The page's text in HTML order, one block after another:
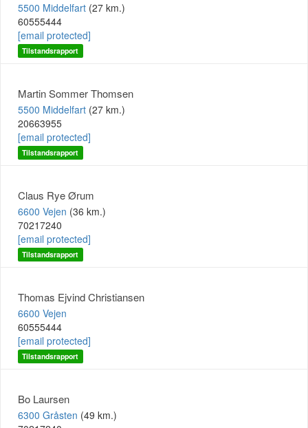
5500 Middelfart (27 km.)
60555444
[email protected]
Tilstandsrapport
Martin Sommer Thomsen
5500 Middelfart (27 km.)
20663955
[email protected]
Tilstandsrapport
Claus Rye Ørum
6600 Vejen (36 km.)
70217240
[email protected]
Tilstandsrapport
Thomas Ejvind Christiansen
6600 Vejen
60555444
[email protected]
Tilstandsrapport
Bo Laursen
6300 Gråsten (49 km.)